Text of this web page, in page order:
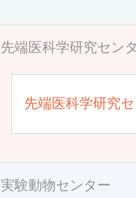
先端医科学研究セン
先端医科学研究
実験動物センター